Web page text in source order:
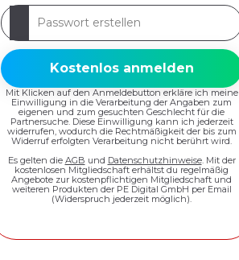
Mail-
Adresse
Passwort
erstellen
Kostenlos anmelden
Mit Klicken auf den Anmeldebutton erkläre ich meine
Einwilligung in die Verarbeitung der Angaben zum
eigenen und zum gesuchten Geschlecht für die
Partnersuche. Diese Einwilligung kann ich jederzeit
widerrufen, wodurch die Rechtmäßigkeit der bis zum
Widerruf erfolgten Verarbeitung nicht berührt wird.
Es gelten die AGB und Datenschutzhinweise. Mit der
kostenlosen Mitgliedschaft erhältst du regelmäßig
Angebote zur kostenpflichtigen Mitgliedschaft und
weiteren Produkten der PE Digital GmbH per Email
(Widerspruch jederzeit möglich).